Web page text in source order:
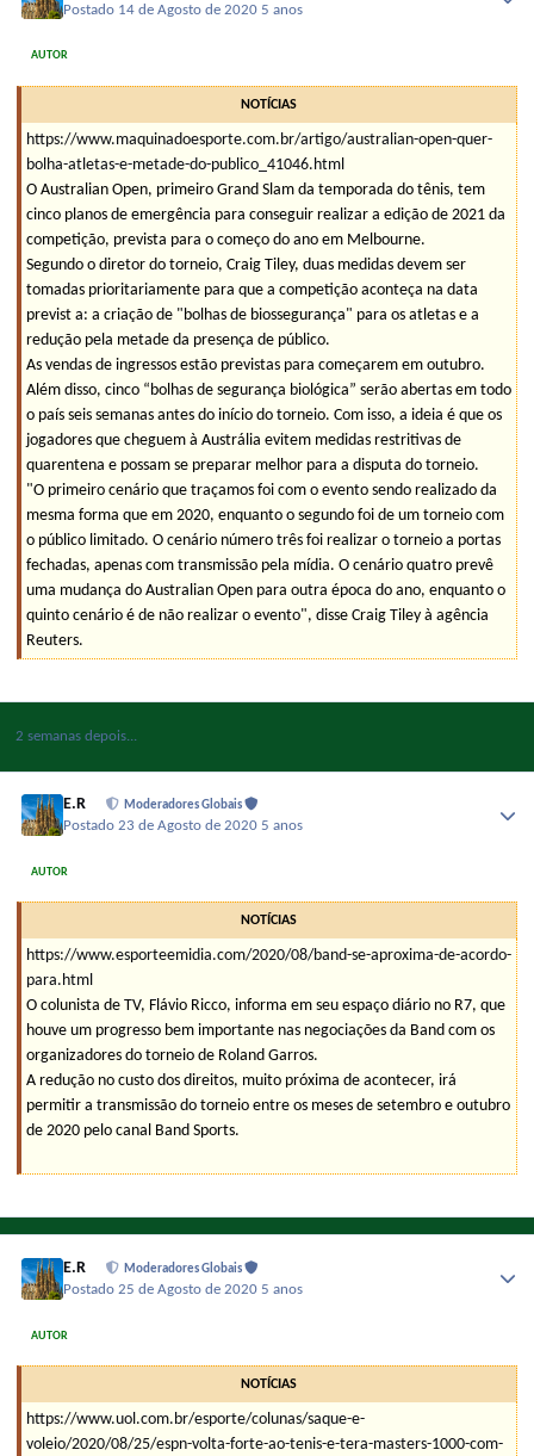
Postado 14 de Agosto de 2020 5 anos
AUTOR
NOTÍCIAS
https://www.maquinadoesporte.com.br/artigo/australian-open-quer-
bolha-atletas-e-metade-do-publico_41046.html
O Australian Open, primeiro Grand Slam da temporada do tênis, tem
cinco planos de emergência para conseguir realizar a edição de 2021 da
competição, prevista para o começo do ano em Melbourne.
Segundo o diretor do torneio, Craig Tiley, duas medidas devem ser
tomadas prioritariamente para que a competição aconteça na data
previst a: a criação de "bolhas de biossegurança" para os atletas e a
redução pela metade da presença de público.
As vendas de ingressos estão previstas para começarem em outubro.
Além disso, cinco “bolhas de segurança biológica” serão abertas em todo
o país seis semanas antes do início do torneio. Com isso, a ideia é que os
jogadores que cheguem à Austrália evitem medidas restritivas de
quarentena e possam se preparar melhor para a disputa do torneio.
"O primeiro cenário que traçamos foi com o evento sendo realizado da
mesma forma que em 2020, enquanto o segundo foi de um torneio com
o público limitado. O cenário número três foi realizar o torneio a portas
fechadas, apenas com transmissão pela mídia. O cenário quatro prevê
uma mudança do Australian Open para outra época do ano, enquanto o
quinto cenário é de não realizar o evento", disse Craig Tiley à agência
Reuters.
2 semanas depois...
E.R Moderadores Globais
Postado23 de Agosto de 2020 5 anos
AUTOR
NOTÍCIAS
https://www.esporteemidia.com/2020/08/band-se-aproxima-de-acordo-
para.html
O colunista de TV, Flávio Ricco, informa em seu espaço diário no R7, que
houve um progresso bem importante nas negociações da Band com os
organizadores do torneio de Roland Garros.
A redução no custo dos direitos, muito próxima de acontecer, irá
permitir a transmissão do torneio entre os meses de setembro e outubro
de 2020 pelo canal Band Sports.
E.R Moderadores Globais
Postado25 de Agosto de 2020 5 anos
AUTOR
NOTÍCIAS
https://www.uol.com.br/esporte/colunas/saque-e-
voleio/2020/08/25/espn-volta-forte-ao-tenis-e-tera-masters-1000-com-